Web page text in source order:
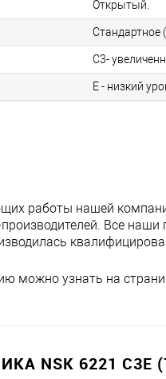
Открытый.
Стандартное
C3-
E - низкий
работы нашей
Все
можно узнать на
NSK 6221 C3E